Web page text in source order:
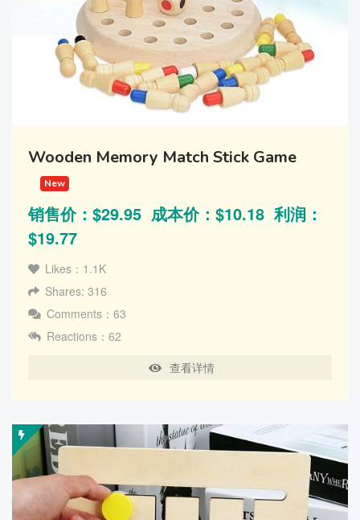
Wooden Memory Match Stick Game
New
销售价：$29.95 成本价：$10.18 利润：
$19.77
Likes：1.1K
Shares: 316
Comments：63
Reactions：62
查看详情